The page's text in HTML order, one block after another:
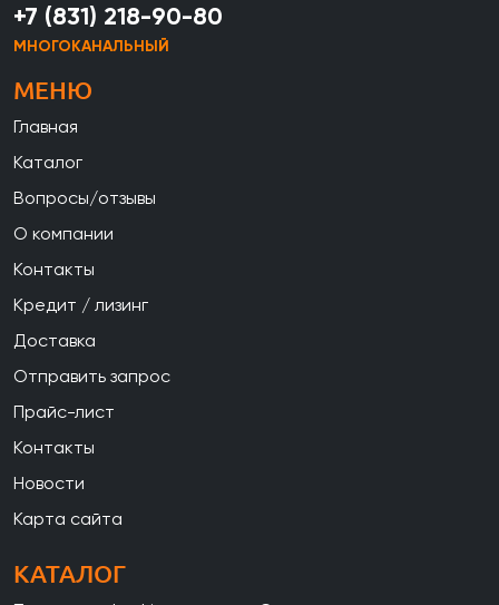
+7 (831) 218-90-80
МНОГОКАНАЛЬНЫЙ
МЕНЮ
Главная
Каталог
Вопросы/отзывы
О компании
Контакты
Кредит / лизинг
Доставка
Отправить запрос
Прайс-лист
Контакты
Новости
Карта сайта
КАТАЛОГ